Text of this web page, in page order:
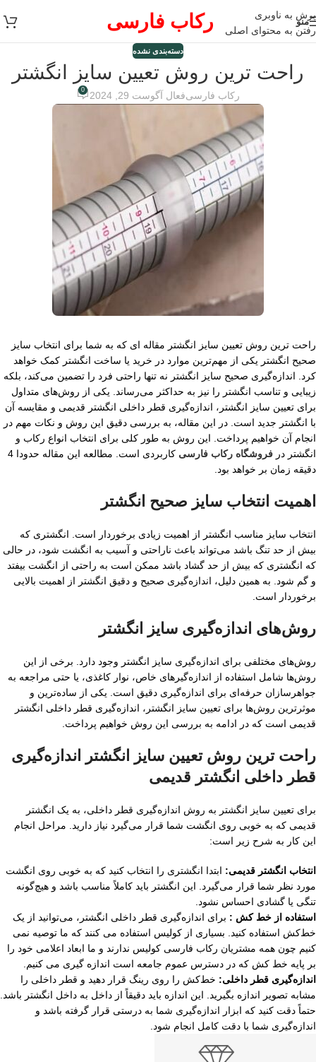
پرش به ناوبری
رفتن به محتوای اصلی
منو رکاب فارسی
دسته‌بندی نشده
راحت ترین روش تعیین سایز انگشتر
رکاب فارسیفعال آگوست 29, 2024 0
راحت ترین روش تعیین سایز انگشتر مقاله ای که به شما برای انتخاب سایز
صحیح انگشتر یکی از مهم‌ترین موارد در خرید یا ساخت انگشتر کمک خواهد
کرد. اندازه‌گیری صحیح سایز انگشتر نه تنها راحتی فرد را تضمین می‌کند، بلکه
زیبایی و تناسب انگشتر را نیز به حداکثر می‌رساند. یکی از روش‌های متداول
برای تعیین سایز انگشتر، اندازه‌گیری قطر داخلی انگشتر قدیمی و مقایسه آن
با انگشتر جدید است. در این مقاله، به بررسی دقیق این روش و نکات مهم در
انجام آن خواهیم پرداخت. این روش به طور کلی برای انتخاب انواع رکاب و
انگشتر در فروشگاه رکاب فارسی
کاربردی است. مطالعه این مقاله حدودا 4
دقیقه زمان بر خواهد بود.
اهمیت انتخاب سایز صحیح انگشتر
انتخاب سایز مناسب انگشتر از اهمیت زیادی برخوردار است. انگشتری که
بیش از حد تنگ باشد می‌تواند باعث ناراحتی و آسیب به انگشت شود، در حالی
که انگشتری که بیش از حد گشاد باشد ممکن است به راحتی از انگشت بیفتد
و گم شود. به همین دلیل، اندازه‌گیری صحیح و دقیق انگشتر از اهمیت بالایی
برخوردار است.
روش‌های اندازه‌گیری سایز انگشتر
روش‌های مختلفی برای اندازه‌گیری سایز انگشتر وجود دارد. برخی از این
روش‌ها شامل استفاده از اندازه‌گیرهای خاص، نوار کاغذی، یا حتی مراجعه به
جواهرسازان حرفه‌ای برای اندازه‌گیری دقیق است. یکی از ساده‌ترین و
موثرترین روش‌ها برای تعیین سایز انگشتر، اندازه‌گیری قطر داخلی انگشتر
قدیمی است که در ادامه به بررسی این روش خواهیم پرداخت.
راحت ترین روش تعیین سایز انگشتر اندازه‌گیری
قطر داخلی انگشتر قدیمی
برای تعیین سایز انگشتر به روش اندازه‌گیری قطر داخلی، به یک انگشتر
قدیمی که به خوبی روی انگشت شما قرار می‌گیرد نیاز دارید. مراحل انجام
این کار به شرح زیر است:
انتخاب انگشتر قدیمی: ابتدا انگشتری را انتخاب کنید که به خوبی روی انگشت
مورد نظر شما قرار می‌گیرد. این انگشتر باید کاملاً مناسب باشد و هیچ‌گونه
تنگی یا گشادی احساس نشود.
استفاده از خط‌ کش : برای اندازه‌گیری قطر داخلی انگشتر، می‌توانید از یک
خط‌کش استفاده کنید. بسیاری از کولیس استفاده می کنند که ما توصیه نمی
کنیم چون همه مشتریان رکاب فارسی کولیس ندارند و ما ابعاد اعلامی خود را
بر پایه خط کش که در دسترس عموم جامعه است اندازه گیری می کنیم.
اندازه‌گیری قطر داخلی: خط‌کش را روی رینگ قرار دهید و قطر داخلی را
مشابه تصویر اندازه بگیرید. این اندازه باید دقیقاً از داخل به داخل انگشتر باشد.
حتماً دقت کنید که ابزار اندازه‌گیری شما به درستی قرار گرفته باشد و
اندازه‌گیری شما با دقت کامل انجام شود.